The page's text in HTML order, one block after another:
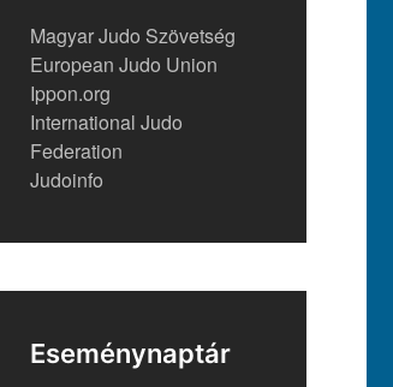
Magyar Judo Szövetség
European Judo Union
Ippon.org
International Judo
Federation
Judoinfo
Eseménynaptár